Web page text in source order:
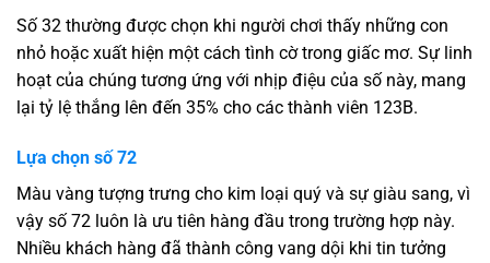
Số 32 thường được chọn khi người chơi thấy những con
nhỏ hoặc xuất hiện một cách tình cờ trong giấc mơ. Sự linh
hoạt của chúng tương ứng với nhịp điệu của số này, mang
lại tỷ lệ thắng lên đến 35% cho các thành viên 123B.
Lựa chọn số 72
Màu vàng tượng trưng cho kim loại quý và sự giàu sang, vì
vậy số 72 luôn là ưu tiên hàng đầu trong trường hợp này.
Nhiều khách hàng đã thành công vang dội khi tin tưởng